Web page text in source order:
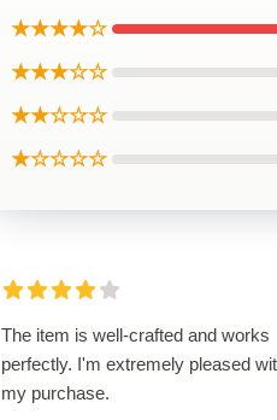
★★★★☆
★★★☆☆
★★☆☆☆
★☆☆☆☆
The item is well-crafted and works
perfectly. I'm extremely pleased
my purchase.